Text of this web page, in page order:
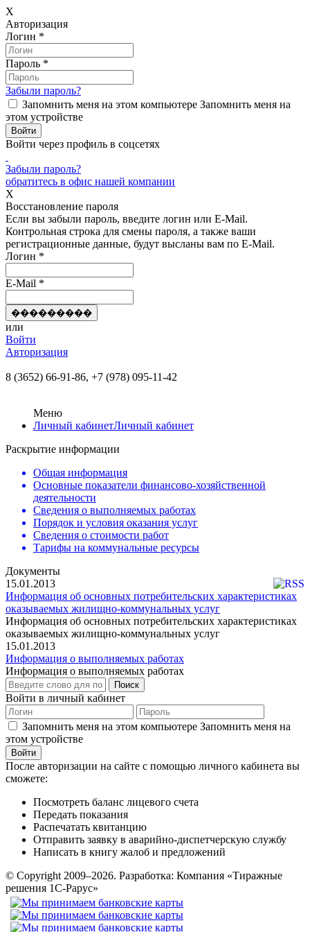
X
Авторизация
Логин *
Пароль *
Забыли пароль?
Запомнить меня на этом компьютере Запомнить меня на
этом устройстве
Войти через профиль в соцсетях
Забыли пароль?
обратитесь в офис нашей компании
X
Восстановление пароля
Если вы забыли пароль, введите логин или E-Mail.
Контрольная строка для смены пароля, а также ваши
регистрационные данные, будут высланы вам по E-Mail.
Логин *
E-Mail *
или
Войти
Авторизация
8 (3652) 66-91-86, +7 (978) 095-11-42
Меню
Личный кабинетЛичный кабинет
Раскрытие информации
Общая информация
Основные показатели финансово-хозяйственной
деятельности
Сведения о выполняемых работах
Порядок и условия оказания услуг
Сведения о стоимости работ
Тарифы на коммунальные ресурсы
Документы
15.01.2013
Информация об основных потребительских характеристиках
оказываемых жилищно-коммунальных услуг
Информация об основных потребительских характеристиках
оказываемых жилищно-коммунальных услуг
15.01.2013
Информация о выполняемых работах
Информация о выполняемых работах
Поиск
Войти в личный кабинет
Запомнить меня на этом компьютере Запомнить меня на
этом устройстве
После авторизации на сайте с помощью личного кабинета вы
сможете:
Посмотреть баланс лицевого счета
Передать показания
Распечатать квитанцию
Отправить заявку в аварийно-диспетчерскую службу
Написать в книгу жалоб и предложений
© Copyright 2009–2026. Разработка: Компания «Тиражные
решения 1С-Рарус»